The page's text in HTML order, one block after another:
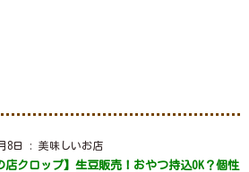
8日 : 美味しいお店
店クロップ】生豆販売！おやつ持込OK？個性